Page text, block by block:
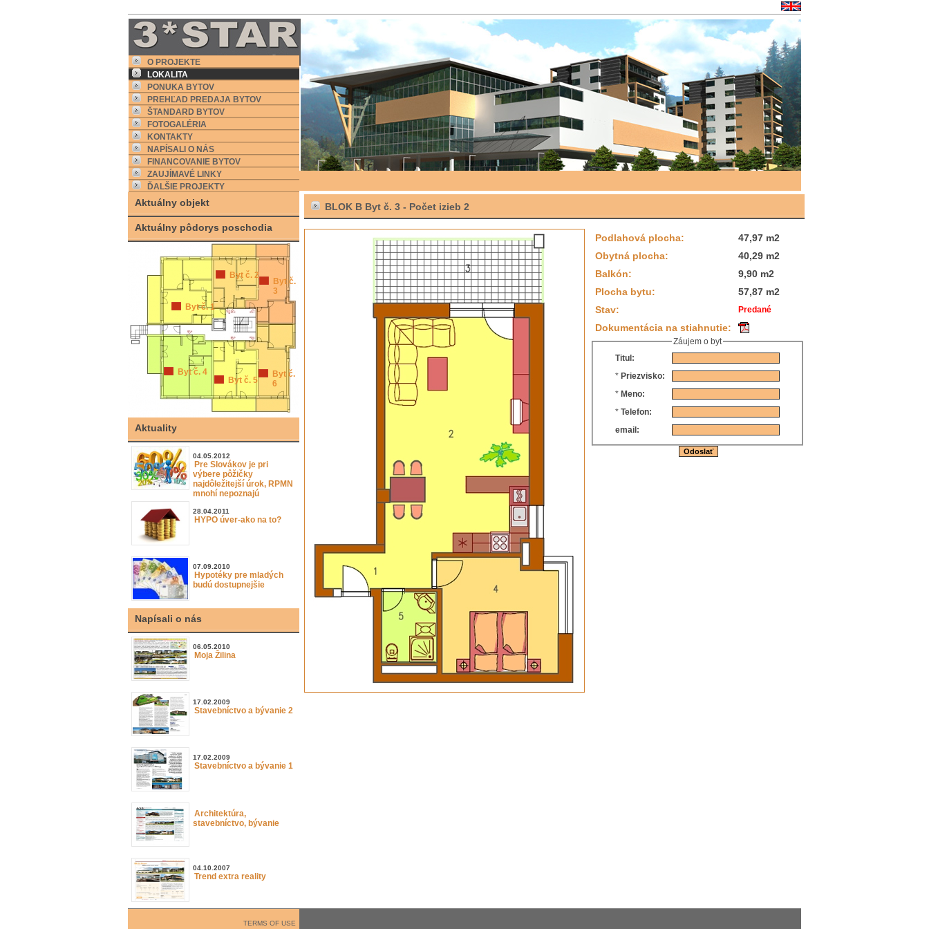
O PROJEKTE
LOKALITA
PONUKA BYTOV
PREHĽAD PREDAJA BYTOV
ŠTANDARD BYTOV
FOTOGALÉRIA
KONTAKTY
NAPÍSALI O NÁS
FINANCOVANIE BYTOV
ZAUJÍMAVÉ LINKY
ĎALŠIE PROJEKTY
Aktuálny objekt
Aktuálny pôdorys poschodia
Byt č. 1
Byt č. 2
Byt č.
3
Byt č. 4
Byt č. 5
Byt č.
6
Aktuality
04.05.2012
Pre Slovákov je pri
výbere pôžičky
najdôležitejší úrok, RPMN
mnohí nepoznajú
28.04.2011
HYPO úver-ako na to?
07.09.2010
Hypotéky pre mladých
budú dostupnejšie
Napísali o nás
06.05.2010
Moja Žilina
17.02.2009
Stavebníctvo a bývanie 2
17.02.2009
Stavebníctvo a bývanie 1
Architektúra,
stavebníctvo, bývanie
04.10.2007
Trend extra reality
BLOK B Byt č. 3 - Počet izieb 2
Podlahová plocha:
47,97 m2
Obytná plocha:
40,29 m2
Balkón:
9,90 m2
Plocha bytu:
57,87 m2
Stav:
Predané
Dokumentácia na stiahnutie:
Záujem o byt
Titul:
* Priezvisko:
* Meno:
* Telefon:
email:
TERMS OF USE